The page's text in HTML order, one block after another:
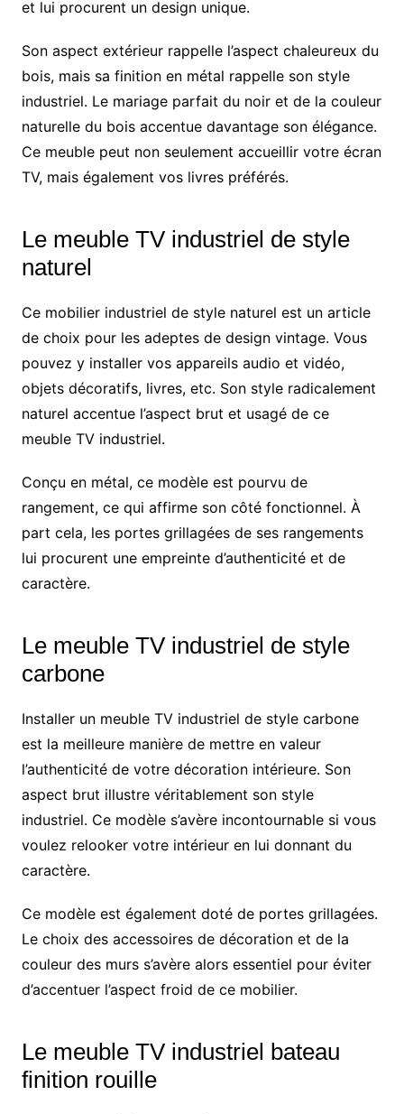
et lui procurent un design unique.
Son aspect extérieur rappelle l’aspect chaleureux du
bois, mais sa finition en métal rappelle son style
industriel. Le mariage parfait du noir et de la couleur
naturelle du bois accentue davantage son élégance.
Ce meuble peut non seulement accueillir votre écran
TV, mais également vos livres préférés.
Le meuble TV industriel de style
naturel
Ce mobilier industriel de style naturel est un article
de choix pour les adeptes de design vintage. Vous
pouvez y installer vos appareils audio et vidéo,
objets décoratifs, livres, etc. Son style radicalement
naturel accentue l’aspect brut et usagé de ce
meuble TV industriel.
Conçu en métal, ce modèle est pourvu de
rangement, ce qui affirme son côté fonctionnel. À
part cela, les portes grillagées de ses rangements
lui procurent une empreinte d’authenticité et de
caractère.
Le meuble TV industriel de style
carbone
Installer un meuble TV industriel de style carbone
est la meilleure manière de mettre en valeur
l’authenticité de votre décoration intérieure. Son
aspect brut illustre véritablement son style
industriel. Ce modèle s’avère incontournable si vous
voulez relooker votre intérieur en lui donnant du
caractère.
Ce modèle est également doté de portes grillagées.
Le choix des accessoires de décoration et de la
couleur des murs s’avère alors essentiel pour éviter
d’accentuer l’aspect froid de ce mobilier.
Le meuble TV industriel bateau
finition rouille